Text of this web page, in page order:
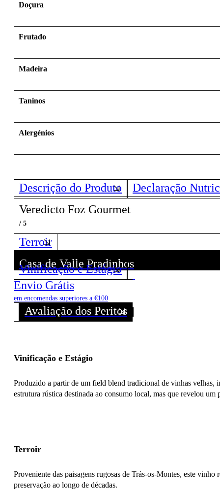
Doçura
Frutado
Madeira
Taninos
Alergénios
Descrição do Produto
Declaração
Veredicto Foz Gourmet
/ 5
Terroir
Casa de Valle Pradinhos
Descubra todos os Vinhos deste Produtor!
Vinificação e Estágio
Envio Grátis
em encomendas superiores a €100
Avaliação dos Peritos
Vinificação e Estágio
Produzido a partir de um field blend tradicional de vinhas velhas,
estrutura rústica destinada ao consumo local, mas que revelou um
Terroir
Proveniente das paisagens rugosas de Trás-os-Montes, este
preservação ao longo de décadas.